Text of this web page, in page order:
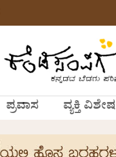
ಪ್ರವಾಸ ವ್ಯಕ್ತಿ ವಿಶೇಷ